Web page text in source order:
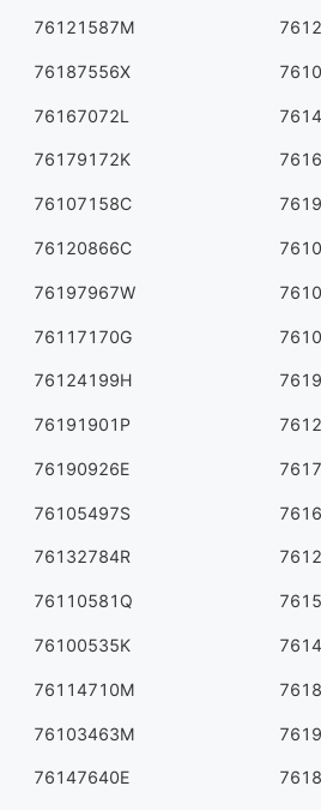
76121587M
76187556X
76167072L
76179172K
76107158C
76120866C
76197967W
76117170G
76124199H
76191901P
76190926E
76105497S
76132784R
76110581Q
76100535K
76114710M
76103463M
76147640E